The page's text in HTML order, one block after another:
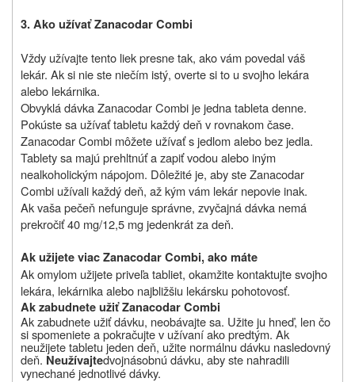
3. Ako užívať Zanacodar Combi
Vždy užívajte tento liek presne tak, ako vám povedal váš
lekár. Ak si nie ste niečím istý, overte si to u svojho lekára
alebo lekárnika.
Obvyklá dávka Zanacodar Combi je jedna tableta denne.
Pokúste sa užívať tabletu každý deň v rovnakom čase.
Zanacodar Combi môžete užívať s jedlom alebo bez jedla.
Tablety sa majú prehltnúť a zapiť vodou alebo iným
nealkoholickým nápojom. Dôležité je, aby ste Zanacodar
Combi užívali každý deň, až kým vám lekár nepovie inak.
Ak vaša pečeň nefunguje správne, zvyčajná dávka nemá
prekročiť 40 mg/12,5 mg jedenkrát za deň.
Ak užijete viac Zanacodar Combi, ako máte
Ak omylom užijete priveľa tabliet, okamžite kontaktujte svojho
lekára, lekárnika alebo najbližšiu lekársku pohotovosť.
Ak zabudnete užiť Zanacodar Combi
Ak zabudnete užiť dávku, neobávajte sa. Užite ju hneď, len čo
si spomeniete a pokračujte v užívaní ako predtým. Ak
neužijete tabletu jeden deň, užite normálnu dávku nasledovný
deň. Neužívajtedvojnásobnú dávku, aby ste nahradili
vynechané jednotlivé dávky.